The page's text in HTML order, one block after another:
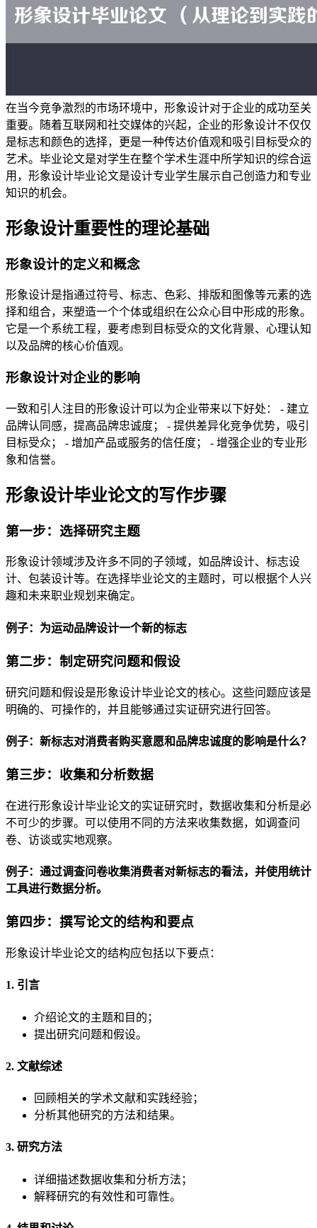
在当今竞争激烈的市场环境中，形象设计对于企业的成功至关
重要。随着互联网和社交媒体的兴起，企业的形象设计不仅仅
是标志和颜色的选择，更是一种传达价值观和吸引目标受众的
艺术。毕业论文是对学生在整个学术生涯中所学知识的综合运
用，形象设计毕业论文是设计专业学生展示自己创造力和专业
知识的机会。
形象设计重要性的理论基础
形象设计的定义和概念
形象设计是指通过符号、标志、色彩、排版和图像等元素的选
择和组合，来塑造一个个体或组织在公众心目中形成的形象。
它是一个系统工程，要考虑到目标受众的文化背景、心理认知
以及品牌的核心价值观。
形象设计对企业的影响
一致和引人注目的形象设计可以为企业带来以下好处： - 建立
品牌认同感，提高品牌忠诚度； - 提供差异化竞争优势，吸引
目标受众； - 增加产品或服务的信任度； - 增强企业的专业形
象和信誉。
形象设计毕业论文的写作步骤
第一步：选择研究主题
形象设计领域涉及许多不同的子领域，如品牌设计、标志设
计、包装设计等。在选择毕业论文的主题时，可以根据个人兴
趣和未来职业规划来确定。
例子：为运动品牌设计一个新的标志
第二步：制定研究问题和假设
研究问题和假设是形象设计毕业论文的核心。这些问题应该是
明确的、可操作的，并且能够通过实证研究进行回答。
例子：新标志对消费者购买意愿和品牌忠诚度的影响是什么？
第三步：收集和分析数据
在进行形象设计毕业论文的实证研究时，数据收集和分析是必
不可少的步骤。可以使用不同的方法来收集数据，如调查问
卷、访谈或实地观察。
例子：通过调查问卷收集消费者对新标志的看法，并使用统计
工具进行数据分析。
第四步：撰写论文的结构和要点
形象设计毕业论文的结构应包括以下要点：
1. 引言
介绍论文的主题和目的；
提出研究问题和假设。
2. 文献综述
回顾相关的学术文献和实践经验；
分析其他研究的方法和结果。
3. 研究方法
详细描述数据收集和分析方法；
解释研究的有效性和可靠性。